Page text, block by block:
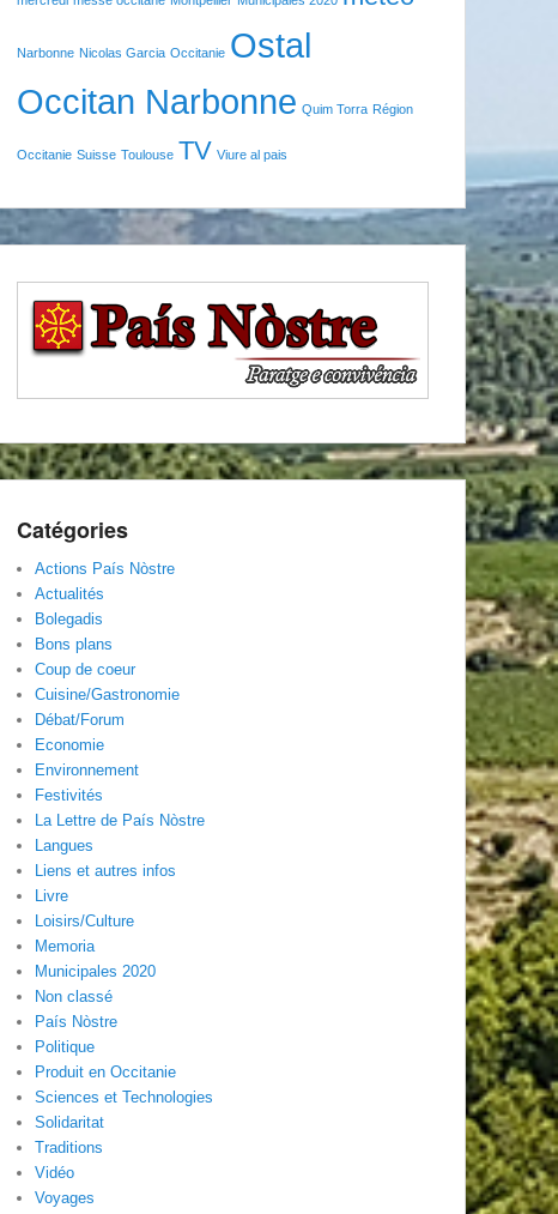
Narbonne Nicolas Garcia Occitanie Ostal
Occitan Narbonne Quim Torra Région
Occitanie Suisse Toulouse TV Viure al pais
Catégories
Actions País Nòstre
Actualités
Bolegadis
Bons plans
Coup de coeur
Cuisine/Gastronomie
Débat/Forum
Economie
Environnement
Festivités
La Lettre de País Nòstre
Langues
Liens et autres infos
Livre
Loisirs/Culture
Memoria
Municipales 2020
Non classé
País Nòstre
Politique
Produit en Occitanie
Sciences et Technologies
Solidaritat
Traditions
Vidéo
Voyages